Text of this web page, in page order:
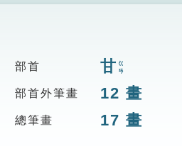
鍵
部首 甘 ㄍㄢ
部首外筆畫 12 畫
總筆畫 17 畫